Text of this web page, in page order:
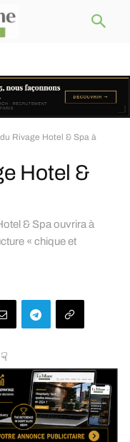
Rivage Hotel & Spa à
Hotel &
& Spa ouvrira à
« chique et